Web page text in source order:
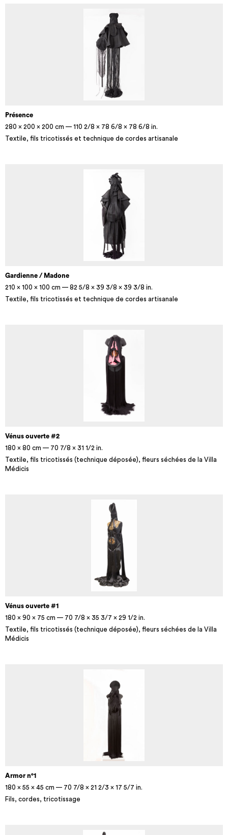
Présence
280 × 200 × 200 cm — 110 2/8 × 78 6/8 × 78 6/8 in.
Textile, fils tricotissés et technique de cordes artisanale
Gardienne / Madone
210 × 100 × 100 cm — 82 5/8 × 39 3/8 × 39 3/8 in.
Textile, fils tricotissés et technique de cordes artisanale
Vénus ouverte #2
180 × 80 cm — 70 7/8 × 31 1/2 in.
Textile, fils tricotissés (technique déposée), fleurs séchées de la Villa
Médicis
Vénus ouverte #1
180 × 90 × 75 cm — 70 7/8 × 35 3/7 × 29 1/2 in.
Textile, fils tricotissés (technique déposée), fleurs séchées de la Villa
Médicis
Armor n°1
180 × 55 × 45 cm — 70 7/8 × 21 2/3 × 17 5/7 in.
Fils, cordes, tricotissage